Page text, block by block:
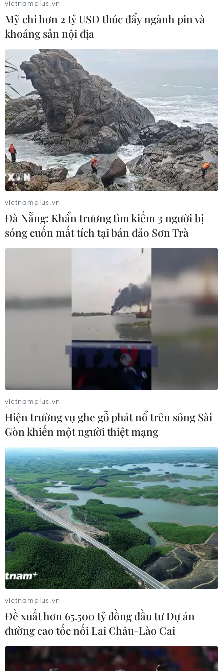
Chứng khoán quay đầu, chỉ số VN-Index
lại trôi khỏi mốc 1.200 điểm
10/04/2018 08:23
Sau phiên tăng điểm ngày hôm qua, chỉ số VN-Index
phiên giao dịch ngày 10/4 lại quay về trong sắc đỏ với
mức giảm lên tới trên 6 điểm.
Thị trường đỏ lửa, chỉ số VN-Index ‘rơi tự
do’ mất hơn 31 điểm
Chỉ số VN-Index phiên giao dịch ngày 11/4 tuột sâu khỏi
ngưỡng 1.200 điểm và thậm chí chỉ còn hơn 1.167 điểm
vietnamplus.vn
Mỹ chi hơn 2 tỷ USD thúc đẩy ngành pin và
khoáng sản nội địa
vietnamplus.vn
Đà Nẵng: Khẩn trương tìm kiếm 3 người bị
sóng cuốn mất tích tại bán đảo Sơn Trà
vietnamplus.vn
Hiện trường vụ ghe gỗ phát nổ trên sông Sài
Gòn khiến một người thiệt mạng
vietnamplus.vn
Đề xuất hơn 65.500 tỷ đồng đầu tư Dự án
đường cao tốc nối Lai Châu-Lào Cai